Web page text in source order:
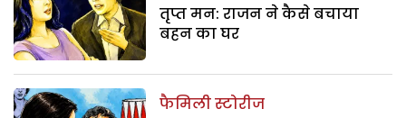
तृप्त मन: राजन ने कैसे बचाया
बहन का घर
फैमिली स्टोरीज